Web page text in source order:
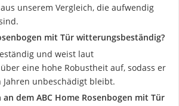
unserem Vergleich, die aufwendig
mit Tür witterungsbeständig?
und weist laut
eine hohe Robustheit auf, sodass er
unbeschädigt bleibt.
an dem ABC Home Rosenbogen mit Tür